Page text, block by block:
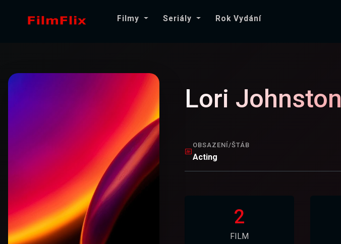
Filmy Seriály Rok Vydání
Lori Johnston
OBSAZENÍ/ŠTÁB
Acting
2
FILM